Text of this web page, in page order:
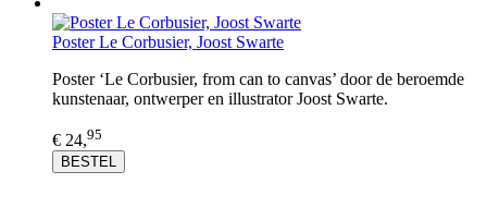
Poster Le Corbusier, Joost Swarte
Poster ‘Le Corbusier, from can to canvas’ door de beroemde
kunstenaar, ontwerper en illustrator Joost Swarte.
€ 24,95
BESTEL